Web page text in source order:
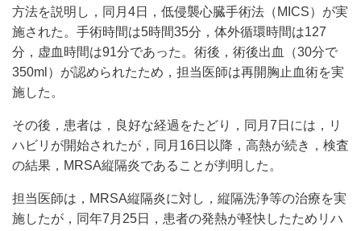
方法を説明し，同月4日，低侵襲心臓手術法（MICS）が実
施された。手術時間は5時間35分，体外循環時間は127
分，虚血時間は91分であった。術後，術後出血（30分で
350ml）が認められたため，担当医師は再開胸止血術を実
施した。
その後，患者は，良好な経過をたどり，同月7日には，リ
ハビリが開始されたが，同月16日以降，高熱が続き，検査
の結果，MRSA縦隔炎であることが判明した。
担当医師は，MRSA縦隔炎に対し，縦隔洗浄等の治療を実
施したが，同年7月25日，患者の発熱が軽快したためリハ